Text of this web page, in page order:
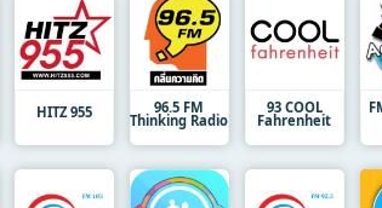
HITZ 955 96.5 FM
Thinking Radio
93 COOL
Fahrenheit